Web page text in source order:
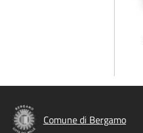
Comune di Bergamo